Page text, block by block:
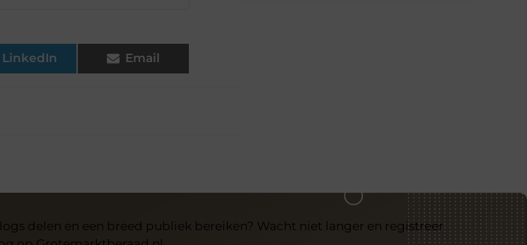
LinkedIn Email
delen en een breed publiek bereiken? Wacht niet langer en registreer